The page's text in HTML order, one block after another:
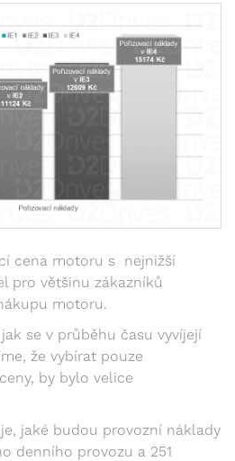
cena motoru s nejnižší
pro většinu zákazníků
motoru.
se v průběhu času vyvíjejí
že vybírat pouze
by bylo velice
jaké budou provozní náklady
denního provozu a 251